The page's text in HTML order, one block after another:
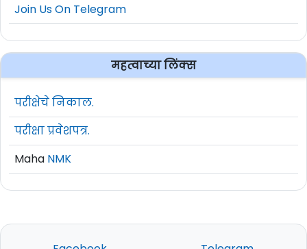
Join Us On Telegram
महत्वाच्या लिंक्स
परीक्षेचे निकाल.
परीक्षा प्रवेशपत्र.
Maha NMK